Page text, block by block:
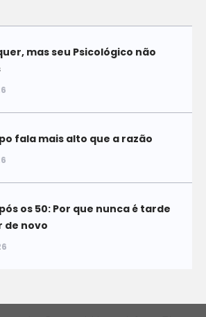
mas seu Psicológico não
fala mais alto que a razão
os 50: Por que nunca é tarde
de novo